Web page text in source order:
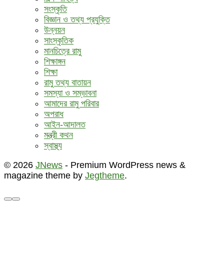
সংস্কৃতি
বিজ্ঞান ও তথ্য প্রযুক্তি
উন্নয়ন
সাংস্কৃতিক
মানচিত্রে রামু
শিক্ষাঙ্গন
শিক্ষা
রামু তথ্য বাতায়ন
সমস্যা ও সম্ভাবনা
আমাদের রামু পরিবার
অপরাধ
আইন-আদালত
মন্ত্রী কথন
স্বাস্থ্য
© 2026 JNews - Premium WordPress news &
magazine theme by Jegtheme.